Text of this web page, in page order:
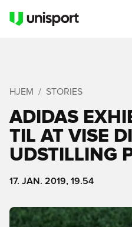
HJEM STORIES
ADIDAS
TIL AT VISE
UDSTILLING
17. JAN. 2019, 19.54